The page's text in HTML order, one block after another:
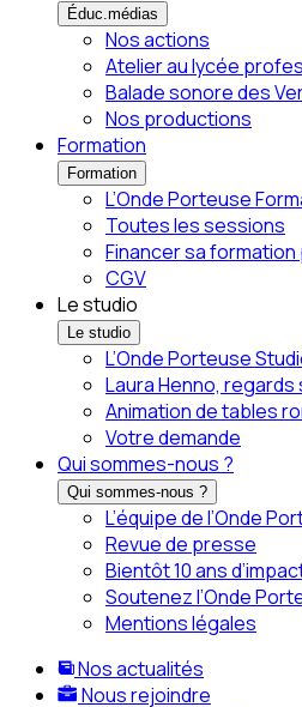
Éduc.médias
Nos actions
Atelier au lycée
Balade sonore des
Nos productions
Formation
Formation
L’Onde Porteuse
Toutes les sessions
Financer sa
CGV
Le studio
Le studio
L’Onde Porteuse
Laura Henno, regards
Animation de tables
Votre demande
Qui sommes-nous ?
Qui sommes-nous ?
L’équipe de l’Onde
Revue de presse
Bientôt 10 ans
Soutenez l’Onde
Mentions légales
Nos actualités
Nous rejoindre